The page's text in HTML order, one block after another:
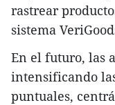
rastrear
sistema
En el futuro, las
intensificando
puntuales,